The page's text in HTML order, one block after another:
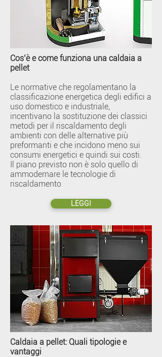
Cos’è e come funziona una caldaia a
pellet
Le normative che regolamentano la
classificazione energetica degli edifici a
uso domestico e industriale,
incentivano la sostituzione dei classici
metodi per il riscaldamento degli
ambienti con delle alternative più
preformanti e che incidono meno sui
consumi energetici e quindi sui costi.
Il piano previsto non è solo quello di
ammodernare le tecnologie di
riscaldamento
LEGGI
Caldaia a pellet: Quali tipologie e
vantaggi